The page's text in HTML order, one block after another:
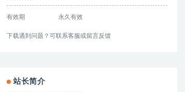
有效期 永久有效
下载遇到问题？可联系客服或留言反馈
站长简介